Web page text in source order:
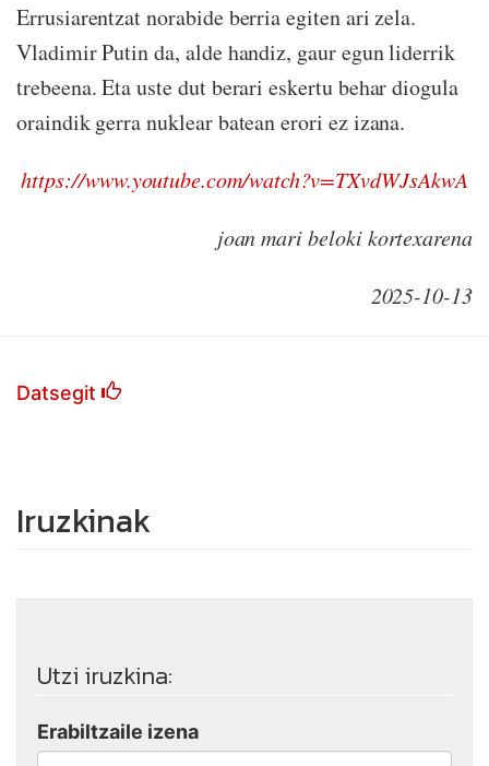
Errusiarentzat norabide berria egiten ari zela.
Vladimir Putin da, alde handiz, gaur egun liderrik
trebeena. Eta uste dut berari eskertu behar diogula
oraindik gerra nuklear batean erori ez izana.
https://www.youtube.com/watch?v=TXvdWJsAkwA
joan mari beloki kortexarena
2025-10-13
Datsegit
Iruzkinak
Utzi iruzkina:
Erabiltzaile izena